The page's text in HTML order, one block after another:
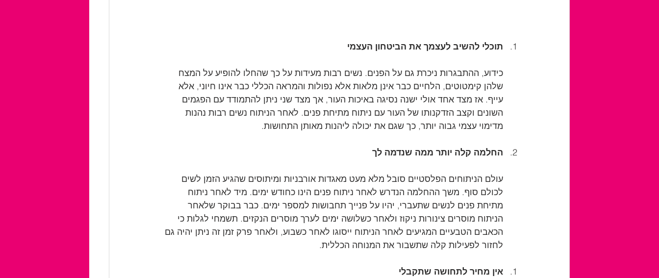
תוכלי להשיב לעצמך את הביטחון העצמי
כידוע, ההתבגרות ניכרת גם על הפנים. נשים רבות מעידות על כך שהחלו להופיע על המצח
שלהן קימטוטים, הלחיים כבר אינן מלאות אלא נפולות והמראה הכללי כבר אינו חיוני, אלא
עייף. אז מצד אחד אולי ישנה נסיגה באיכות העור, אך מצד שני ניתן להתמודד עם הפגמים
השונים וקצב הזדקנותו של העור עם ניתוח מתיחת פנים. לאחר הניתוח נשים רבות נהנות
מדימוי עצמי גבוה יותר, כך שגם את יכולה ליהנות מאותן התחושות.
החלמה קלה יותר ממה שנדמה לך
עולם הניתוחים הפלסטיים סובל מלא מעט מאגדות אורבניות ומיתוסים שהגיע הזמן לשים
לכולם סוף. משך ההחלמה הנדרש לאחר ניתוח פנים הינו כחודש ימים. מיד לאחר ניתוח
מתיחת פנים לנשים שתעברי, יהיו על פנייך תחבושות למספר ימים. כבר בבוקר שלאחר
הניתוח מוסרים צינורות ניקוז ולאחר כשלושה ימים לערך מוסרים הנקזים. תשמחי לגלות כי
הכאבים הטבעיים המגיעים לאחר הניתוח ייסוגו לאחר כשבוע, ולאחר פרק זמן זה ניתן יהיה גם
לחזור לפעילות קלה שתשבור את המנוחה הכללית.
אין מחיר לתחושה שתקבלי